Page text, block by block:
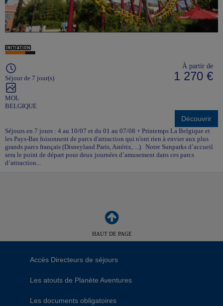
Séjour de 7 jour(s)
MOL
BELGIQUE
À partir de
1 270 €
Découvrir
Séjours en 7 jours : 4 au 10/07 et du 01 au 07/08 + Printemps La Belgique et
les Pays-Bas foisonnent de parcs d'attraction qui n'ont rien à envier aux plus
grands parcs français (Disneyland Paris, Astérix, ...). Notre Sunparks d’accueil
sera le point de départ pour deux journées d’amusement dans ces parcs
d’attraction...
HAUT DE PAGE
Accès Directeurs de séjours
Les atouts de Planète Aventures
Les documents obligatoires